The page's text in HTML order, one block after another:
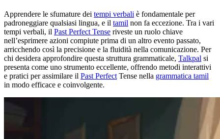
Apprendere le sfumature dei tempi verbali è fondamentale per
padroneggiare qualsiasi lingua, e il tamil non fa eccezione. Tra i vari
tempi verbali, il Past Perfect Tense riveste un ruolo chiave
nell’esprimere azioni compiute prima di un altro evento passato,
arricchendo così la precisione e la fluidità nella comunicazione. Per
chi desidera approfondire questa struttura grammaticale, Talkpal si
presenta come uno strumento eccellente, offrendo metodi interattivi
e pratici per assimilare il Past Perfect Tense nella grammatica tamil
in modo efficace e coinvolgente.